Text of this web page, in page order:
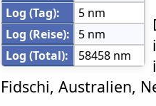
Log (Tag):
5 nm
Log (Reise):
5 nm
Log (Total):
58458 nm
Fidschi, Australien,